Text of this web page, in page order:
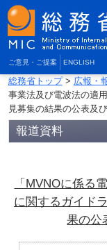
ご意見・ご提案 ENGLISH
総務省トップ> 広報・
事業法及び電波法の適
見募集の結果の公表及
報道資料
「MVNOに係る
に関するガイド
果の公